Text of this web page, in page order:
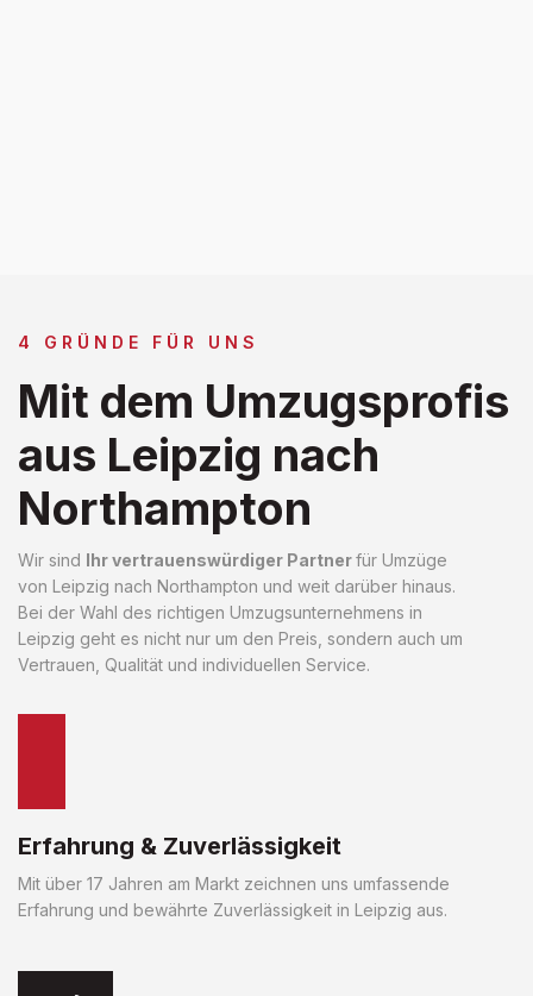
4 GRÜNDE FÜR UNS
Mit dem Umzugsprofis
aus Leipzig nach
Northampton
Wir sind Ihr vertrauenswürdiger Partnerfür Umzüge
von Leipzig nach Northampton und weit darüber hinaus.
Bei der Wahl des richtigen Umzugsunternehmens in
Leipzig geht es nicht nur um den Preis, sondern auch um
Vertrauen, Qualität und individuellen Service.
Erfahrung & Zuverlässigkeit
Mit über 17 Jahren am Markt zeichnen uns umfassende
Erfahrung und bewährte Zuverlässigkeit in Leipzig aus.